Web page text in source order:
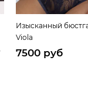
Изысканный
Viola
7500 руб